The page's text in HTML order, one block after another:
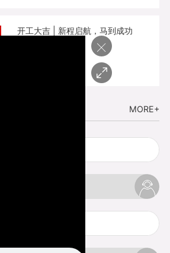
开工大吉 | 新程启航，马到成功
MORE+
×